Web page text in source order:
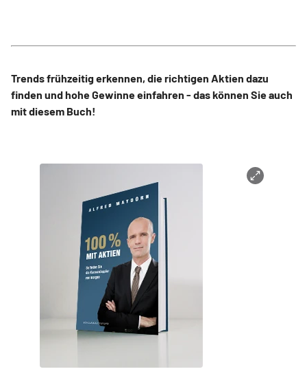
Trends frühzeitig erkennen, die richtigen Aktien dazu
finden und hohe Gewinne einfahren - das können Sie auch
mit diesem Buch!